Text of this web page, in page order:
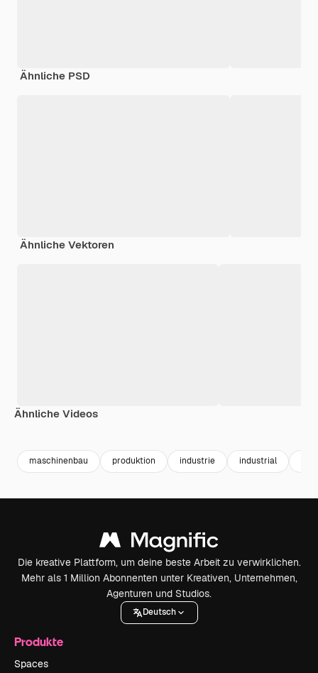
Ähnliche PSD
Ähnliche Vektoren
Ähnliche Videos
maschinenbau produktion industrie industrial
Die kreative Plattform, um deine beste Arbeit zu verwirklichen.
Mehr als 1 Million Abonnenten unter Kreativen, Unternehmen,
Agenturen und Studios.
Deutsch
Produkte
Spaces